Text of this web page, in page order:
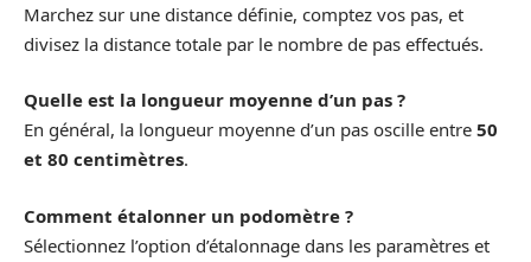
Marchez sur une distance définie, comptez vos pas, et
divisez la distance totale par le nombre de pas effectués.
Quelle est la longueur moyenne d’un pas ?
En général, la longueur moyenne d’un pas oscille entre 50
et 80 centimètres.
Comment étalonner un podomètre ?
Sélectionnez l’option d’étalonnage dans les paramètres et